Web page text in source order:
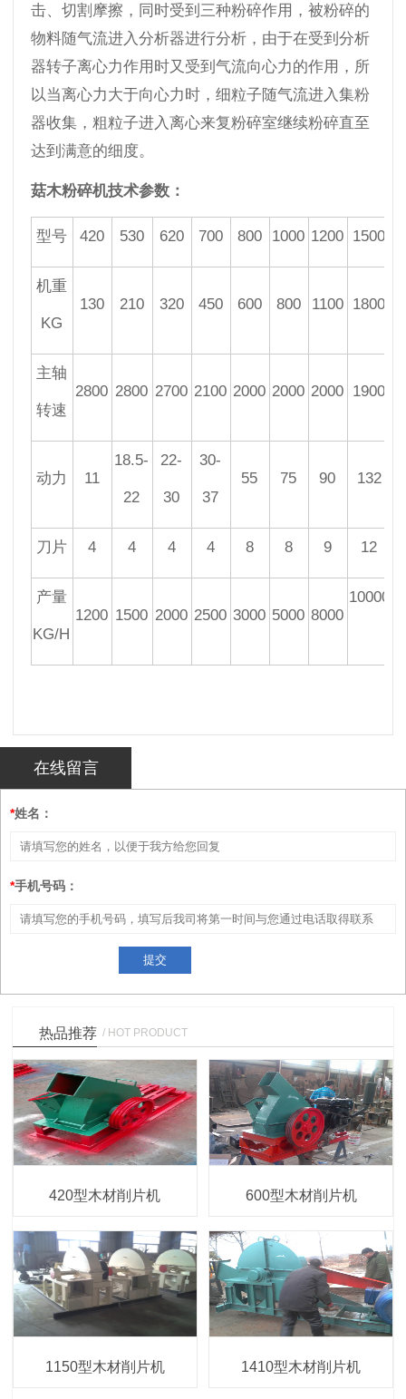
击、切割摩擦，同时受到三种粉碎作用，被粉碎的
物料随气流进入分析器进行分析，由于在受到分析
器转子离心力作用时又受到气流向心力的作用，所
以当离心力大于向心力时，细粒子随气流进入集粉
器收集，粗粒子进入离心来复粉碎室继续粉碎直至
达到满意的细度。
菇木粉碎机技术参数：
型号 420 530 620 700 800 1000 1200 1500
机重
KG
130 210 320 450 600 800 1100 1800
主轴
转速
2800 2800 2700 2100 2000 2000 2000 1900
动力 11
18.5-
22
22-
30
30-
37
55 75 90 132
刀片 4 4 4 4 8 8 9 12
产量
KG/H
1200 1500 2000 2500 3000 5000 8000
10000
在线留言
*姓名：
*手机号码：
热品推荐 / HOT PRODUCT
420型木材削片机 600型木材削片机
1150型木材削片机 1410型木材削片机